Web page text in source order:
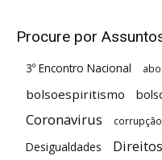
Procure por
3º Encontro Nacional
bolsoespiritismo
Coronavirus corrupção
Desigualdades